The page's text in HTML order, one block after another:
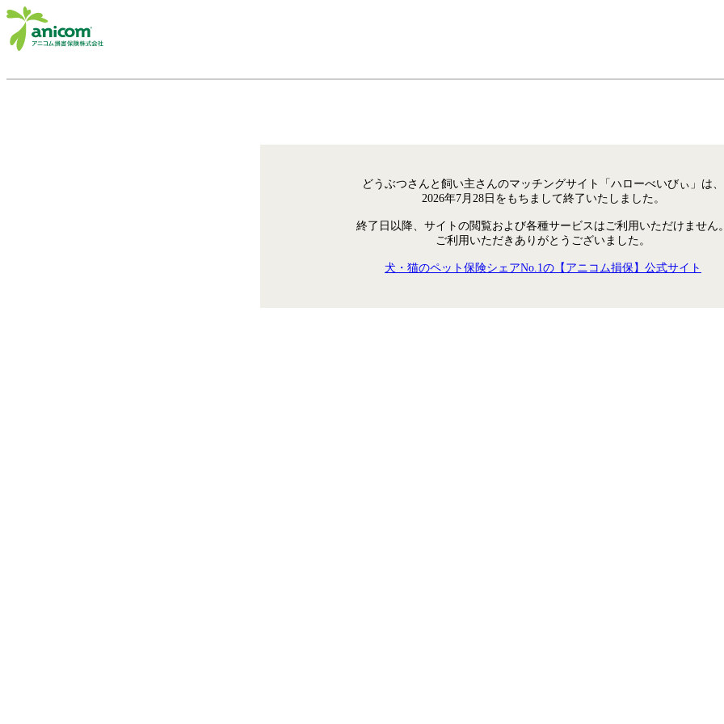
どうぶつさんと飼い主さんのマッチングサイト「ハローべいびぃ」は、
2026年7月28日をもちまして終了いたしました。
終了日以降、サイトの閲覧および各種サービスはご利用いただけません
ご利用いただきありがとうございました。
犬・猫のペット保険シェアNo.1の【アニコム損保】公式サイト